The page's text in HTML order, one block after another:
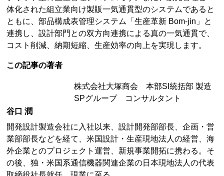
体化された組立業向け製販一気通貫型のシステムであると
ともに、部品構成表管理システム「生産革新 Bom-jin」と
連携し、設計部門との双方向連携による真の一気通貫で、
コスト削減、納期短縮、生産効率の向上を実現します。
この記事の著者
株式会社大塚商会 本部SI統括部 製造
SPグループ コンサルタント
谷口 潤
開発設計製造会社に入社以来、設計開発部部長、企画・営
業部部長などを経て、米国設計・生産現地法人の経営、海
外企業とのプロジェクト運営、新規事業開拓に携わる。そ
の後、独・米国系通信機器関連企業の日本現地法人の代表